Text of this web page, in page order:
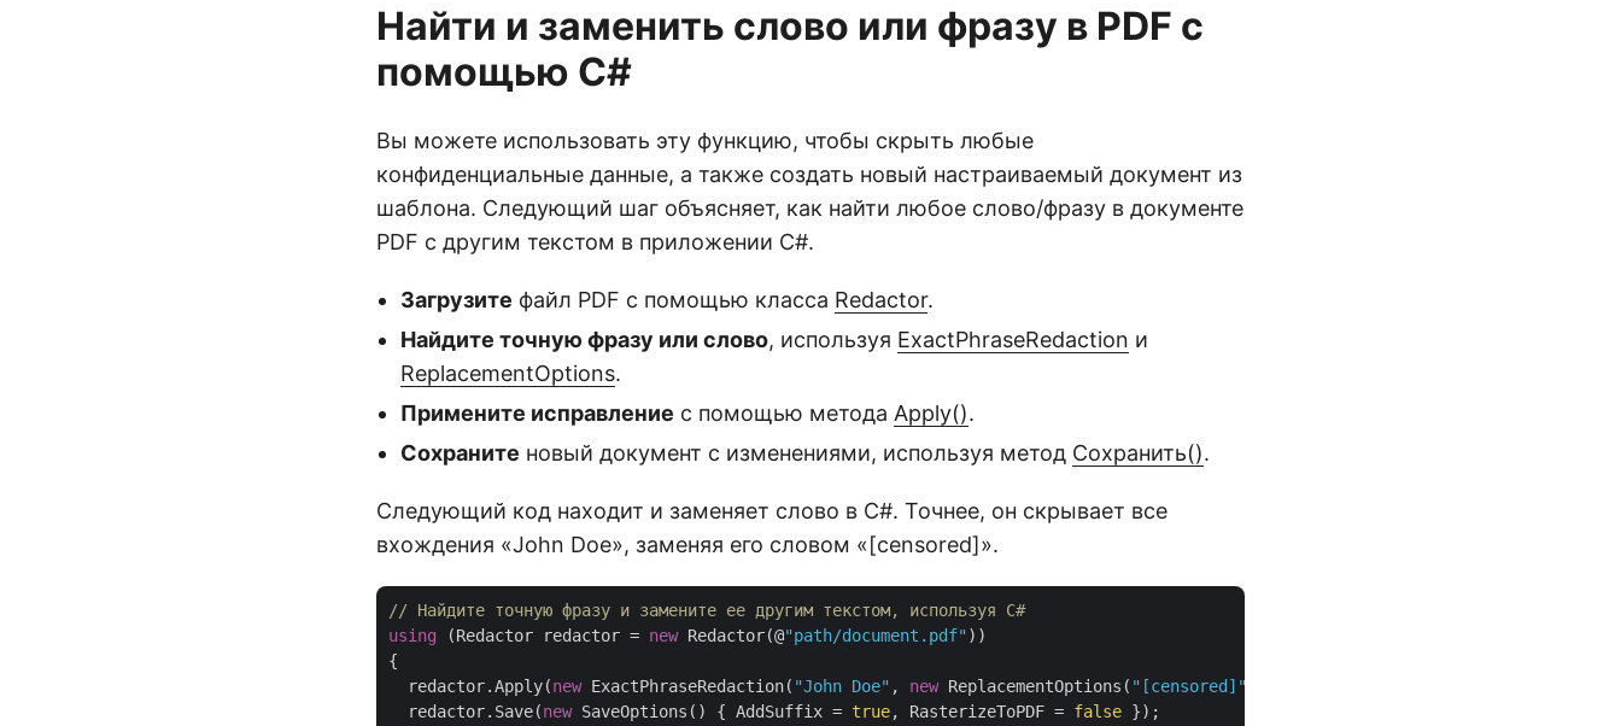
Найти и заменить слово или фразу в PDF с
помощью C#
Вы можете использовать эту функцию, чтобы скрыть любые
конфиденциальные данные, а также создать новый настраиваемый документ из
шаблона. Следующий шаг объясняет, как найти любое слово/фразу в документе
PDF с другим текстом в приложении C#.
Загрузите файл PDF с помощью класса Redactor.
Найдите точную фразу или слово, используя ExactPhraseRedaction и
ReplacementOptions.
Примените исправление с помощью метода Apply().
Сохраните новый документ с изменениями, используя метод Сохранить().
Следующий код находит и заменяет слово в C#. Точнее, он скрывает все
вхождения «John Doe», заменяя его словом «[censored]».
// Найдите точную фразу и замените ее другим текстом, используя С#
using (Redactor redactor = new Redactor(@"path/document.pdf" ))
{
  redactor.Apply(
new ExactPhraseRedaction( "John Doe" , new ReplacementOptions( "[censored]"
  redactor.Save(
new SaveOptions() { AddSuffix = true, RasterizeToPDF = false });